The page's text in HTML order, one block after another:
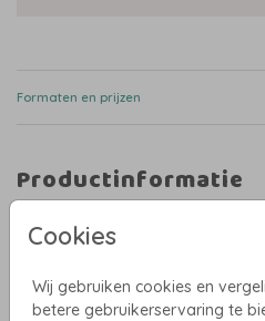
Cookies
Wij gebruiken cookies en
betere gebruikerservaring te
Formaten en prijzen
Productinformatie
Omschrijving
minimalistische stijl, gecombineerd met
kaartje een tijdloze keuze voor de